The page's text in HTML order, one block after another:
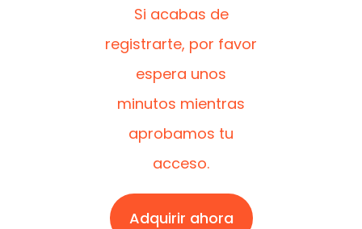
Si acabas de
registrarte, por favor
espera unos
minutos mientras
aprobamos tu
acceso.
Adquirir ahora